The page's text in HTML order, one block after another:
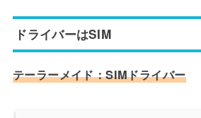
ドライバーはSIM
テーラーメイド：SIMドライバー